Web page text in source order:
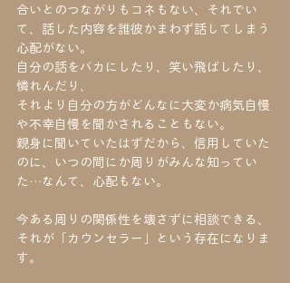
合いとのつながりもコネもない、それでい
て、話した内容を誰彼かまわず話してしまう
心配がない。
自分の話をバカにしたり、笑い飛ばしたり、
憐れんだり、
それより自分の方がどんなに大変か病気自慢
や不幸自慢を聞かされることもない。
親身に聞いていたはずだから、信用していた
のに、いつの間にか周りがみんな知ってい
た…なんて、心配もない。
今ある周りの関係性を壊さずに相談できる、
それが「カウンセラー」という存在になりま
す。